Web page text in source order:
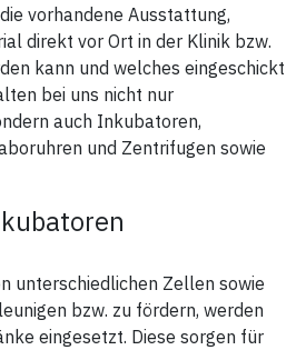
vorhandene Ausstattung,
direkt vor Ort in der Klinik bzw.
kann und welches eingeschickt
bei uns nicht nur
auch Inkubatoren,
und Zentrifugen sowie
unterschiedlichen Zellen sowie
bzw. zu fördern, werden
eingesetzt. Diese sorgen für